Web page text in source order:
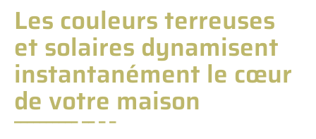
Les couleurs terreuses
et solaires dynamisent
instantanément le cœur
de votre maison